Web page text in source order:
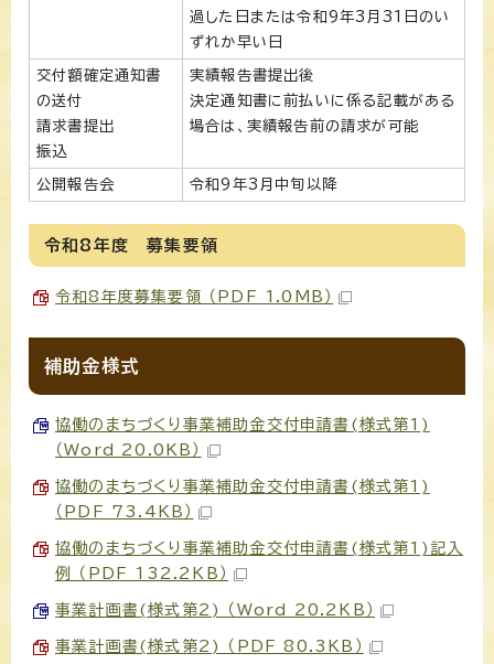
過した日または令和9年3月31日のい
ずれか早い日
交付額確定通知書
の送付
請求書提出
振込
実績報告書提出後
決定通知書に前払いに係る記載がある
場合は、実績報告前の請求が可能
公開報告会 令和9年3月中旬以降
令和8年度 募集要領
令和8年度募集要領 （PDF 1.0MB）
補助金様式
協働のまちづくり事業補助金交付申請書(様式第1)
（Word 20.0KB）
協働のまちづくり事業補助金交付申請書(様式第1)
（PDF 73.4KB）
協働のまちづくり事業補助金交付申請書(様式第1)記入
例 （PDF 132.2KB）
事業計画書(様式第2) （Word 20.2KB）
事業計画書(様式第2) （PDF 80.3KB）